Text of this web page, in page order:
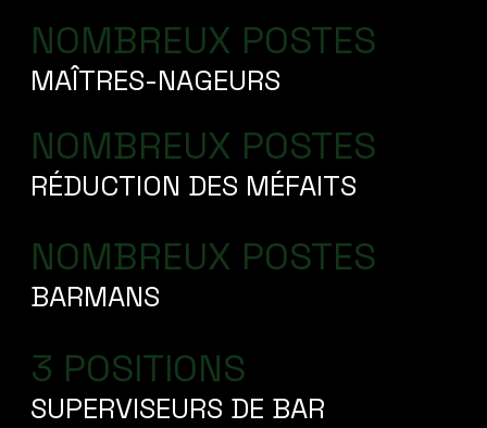
NOMBREUX POSTES
MAÎTRES-NAGEURS
NOMBREUX POSTES
RÉDUCTION DES MÉFAITS
NOMBREUX POSTES
BARMANS
3 POSITIONS
SUPERVISEURS DE BAR